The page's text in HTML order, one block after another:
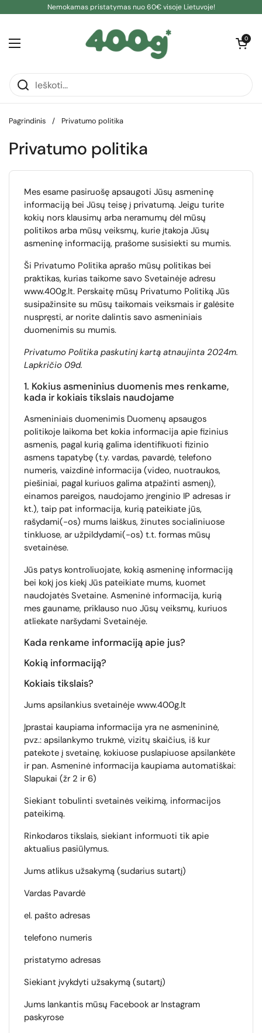
Pereiti prie turinioNemokamas pristatymas nuo 60€ visoje Lietuvoje!
Atidaryti meniu
Atidaryti
0
Pagrindinis / Privatumo politika
Privatumo politika
Mes esame pasiruošę apsaugoti Jūsų asmeninę
informaciją bei Jūsų teisę į privatumą. Jeigu turite
kokių nors klausimų arba neramumų dėl mūsų
politikos arba mūsų veiksmų, kurie įtakoja Jūsų
asmeninę informaciją, prašome susisiekti su mumis.
Ši Privatumo Politika aprašo mūsų politikas bei
praktikas, kurias taikome savo Svetainėje adresu
www.400g.lt. Perskaitę mūsų Privatumo Politiką Jūs
susipažinsite su mūsų taikomais veiksmais ir galėsite
nuspręsti, ar norite dalintis savo asmeniniais
duomenimis su mumis.
Privatumo Politika paskutinį kartą atnaujinta 2024m.
Lapkričio 09d.
1. Kokius asmeninius duomenis mes renkame,
kada ir kokiais tikslais naudojame
Asmeniniais duomenimis Duomenų apsaugos
politikoje laikoma bet kokia informacija apie fizinius
asmenis, pagal kurią galima identifikuoti fizinio
asmens tapatybę (t.y. vardas, pavardė, telefono
numeris, vaizdinė informacija (video, nuotraukos,
piešiniai, pagal kuriuos galima atpažinti asmenį),
einamos pareigos, naudojamo įrenginio IP adresas ir
kt.), taip pat informacija, kurią pateikiate jūs,
rašydami(-os) mums laiškus, žinutes socialiniuose
tinkluose, ar užpildydami(-os) t.t. formas mūsų
svetainėse.
Jūs patys kontroliuojate, kokią asmeninę informaciją
bei kokį jos kiekį Jūs pateikiate mums, kuomet
naudojatės Svetaine. Asmeninė informacija, kurią
mes gauname, priklauso nuo Jūsų veiksmų, kuriuos
atliekate naršydami Svetainėje.
Kada renkame informaciją apie jus?
Kokią informaciją?
Kokiais tikslais?
Jums apsilankius svetainėje www.400g.lt
Įprastai kaupiama informacija yra ne asmenininė,
pvz.: apsilankymo trukmė, vizitų skaičius, iš kur
patekote į svetainę, kokiuose puslapiuose apsilankėte
ir pan. Asmeninė informacija kaupiama automatiškai:
Slapukai (žr 2 ir 6)
Siekiant tobulinti svetainės veikimą, informacijos
pateikimą.
Rinkodaros tikslais, siekiant informuoti tik apie
aktualius pasiūlymus.
Jums atlikus užsakymą (sudarius sutartį)
Vardas Pavardė
el. pašto adresas
telefono numeris
pristatymo adresas
Siekiant įvykdyti užsakymą (sutartį)
Jums lankantis mūsų Facebook ar Instagram
paskyrose